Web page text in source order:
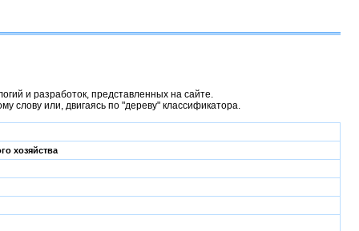
и разработок, представленных на сайте.
слову или, двигаясь по "дереву" классификатора.
хозяйства